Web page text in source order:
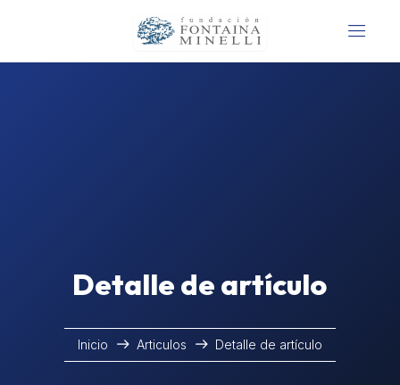
Detalle de artículo
Inicio Articulos Detalle de artículo